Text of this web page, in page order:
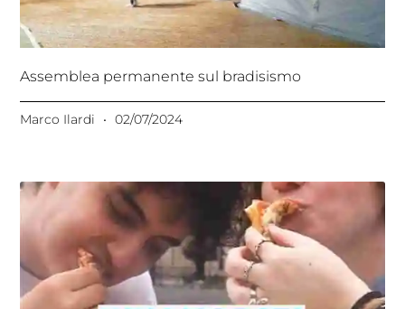
Assemblea permanente sul bradisismo
Marco Ilardi 02/07/2024